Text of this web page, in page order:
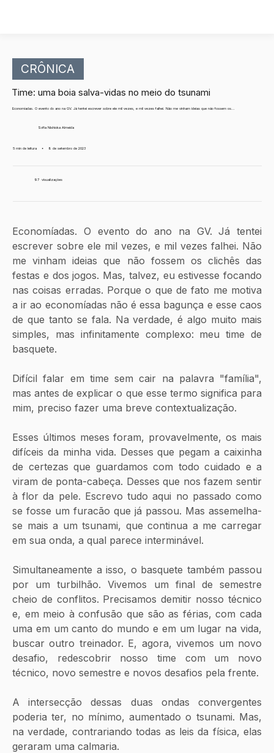
CRÔNICA
Time: uma boia salva-vidas no meio do tsunami
Economíadas. O evento do ano na GV. Já tentei escrever sobre ele mil vezes, e mil vezes falhei. Não me vinham ideias que não fossem os...
Sofia Nishioka Almeida
5 min de leitura • 8 de setembro de 2023
97 visualizações
Economíadas. O evento do ano na GV. Já tentei
escrever sobre ele mil vezes, e mil vezes falhei. Não
me vinham ideias que não fossem os clichês das
festas e dos jogos. Mas, talvez, eu estivesse focando
nas coisas erradas. Porque o que de fato me motiva
a ir ao economíadas não é essa bagunça e esse caos
de que tanto se fala. Na verdade, é algo muito mais
simples, mas infinitamente complexo: meu time de
basquete.
Difícil falar em time sem cair na palavra "família",
mas antes de explicar o que esse termo significa para
mim, preciso fazer uma breve contextualização.
Esses últimos meses foram, provavelmente, os mais
difíceis da minha vida. Desses que pegam a caixinha
de certezas que guardamos com todo cuidado e a
viram de ponta-cabeça. Desses que nos fazem sentir
à flor da pele. Escrevo tudo aqui no passado como
se fosse um furacão que já passou. Mas assemelha-
se mais a um tsunami, que continua a me carregar
em sua onda, a qual parece interminável.
Simultaneamente a isso, o basquete também passou
por um turbilhão. Vivemos um final de semestre
cheio de conflitos. Precisamos demitir nosso técnico
e, em meio à confusão que são as férias, com cada
uma em um canto do mundo e em um lugar na vida,
buscar outro treinador. E, agora, vivemos um novo
desafio, redescobrir nosso time com um novo
técnico, novo semestre e novos desafios pela frente.
A intersecção dessas duas ondas convergentes
poderia ter, no mínimo, aumentado o tsunami. Mas,
na verdade, contrariando todas as leis da física, elas
geraram uma calmaria.